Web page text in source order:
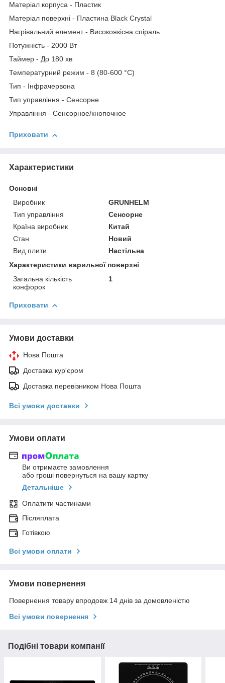
Матеріал корпуса - Пластик
Матеріал поверхні - Пластина Black Crystal
Нагрівальний елемент - Високоякісна спіраль
Потужність - 2000 Вт
Таймер - До 180 хв
Температурний режим - 8 (80-600 °С)
Тип - Інфрачервона
Тип управління - Сенсорне
Управління - Сенсорное/кнопочное
Приховати
Характеристики
Основні
Виробник
GRUNHELM
Тип управління
Сенсорне
Країна виробник
Китай
Стан
Новий
Вид плити
Настільна
Характеристики варильної поверхні
Загальна кількість
конфорок
1
Приховати
Умови доставки
Нова Пошта
Доставка кур'єром
Доставка перевізником Нова Пошта
Всі умови доставки
Умови оплати
Ви отримаєте замовлення
або гроші повернуться на вашу картку
Детальніше
Оплатити частинами
Післяплата
Готівкою
Всі умови оплати
Умови повернення
Повернення товару впродовж 14 днів за домовленістю
Всі умови повернення
Подібні товари компанії